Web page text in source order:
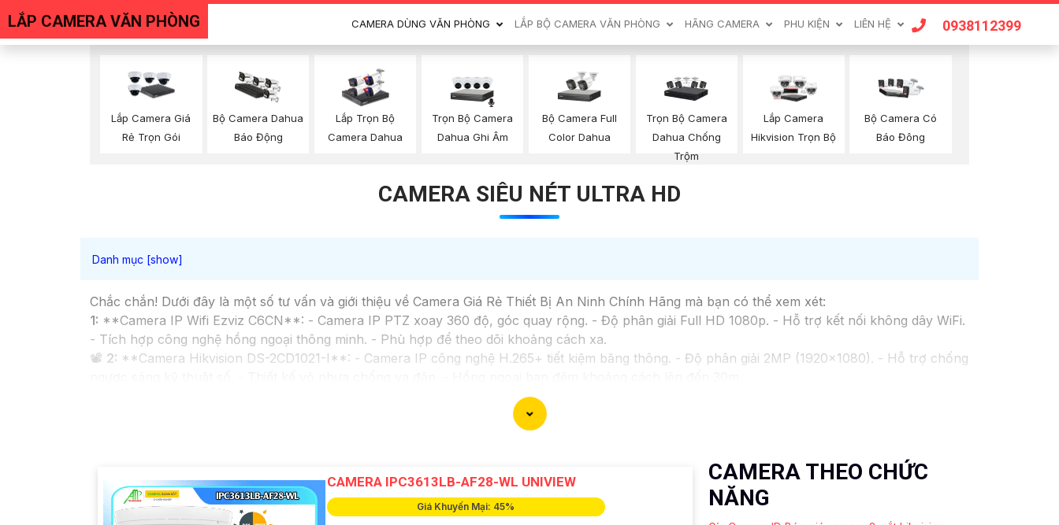
LẮP CAMERA VĂN PHÒNG CAMERA DÙNG VĂN PHÒNG LẮP BỘ CAMERA VĂN PHÒNG HÃNG CAMERA PHU KIỆN LIÊN HỆ 0938112399
Lắp Camera Giá
Rẻ Trọn Gói
Bộ Camera Dahua
Báo Động
Lắp Trọn Bộ
Camera Dahua
Trọn Bộ Camera
Dahua Ghi Âm
Bộ Camera Full
Color Dahua
Trọn Bộ Camera
Dahua Chống
Trộm
Lắp Camera
Hikvision Trọn Bộ
Bộ Camera Có
Báo Đông
CAMERA SIÊU NÉT ULTRA HD
Chắc chắn! Dưới đây là một số tư vấn và giới thiệu về Camera Giá Rẻ Thiết Bị An Ninh Chính Hãng mà bạn có thể xem xét:
1: **Camera IP Wifi Ezviz C6CN**: - Camera IP PTZ xoay 360 độ, góc quay rộng. - Độ phân giải Full HD 1080p. - Hỗ trợ kết nối không dây WiFi.
- Tích hợp công nghệ hồng ngoại thông minh. - Phù hợp để theo dõi khoảng cách xa.
📽 2: **Camera Hikvision DS-2CD1021-I**: - Camera IP công nghệ H.265+ tiết kiệm băng thông. - Độ phân giải 2MP (1920x1080). - Hỗ trợ chống
**Camera Dahua HDCVI HAC-HFW1200T**: - Camera HDCVI 2MP hỗ trợ chất lượng hình ảnh cao. - Lens cố định 3.6mm. - Tầm quan sát
hồng ngoại lên đến 20m. - Chống ngược sáng Digital WDR, cân bằng sáng, chống nhiễu 3D. - Giá phải chăng với chất lượng
Nhớ kiểm tra và lựa chọn sản phẩm phù hợp với nhu cầu sử dụng và không gian lắp đặt của bạn. Bạn có thể tham khảo thêm thông tin chi tiết và
CAMERA IPC3613LB-AF28-WL UNIVIEW
Giá Khuyến Mại: 45%
CAMERA THEO CHỨC
NĂNG